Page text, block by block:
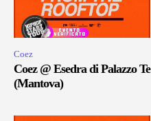
Coez
Coez @ Esedra di Palazzo Te
(Mantova)